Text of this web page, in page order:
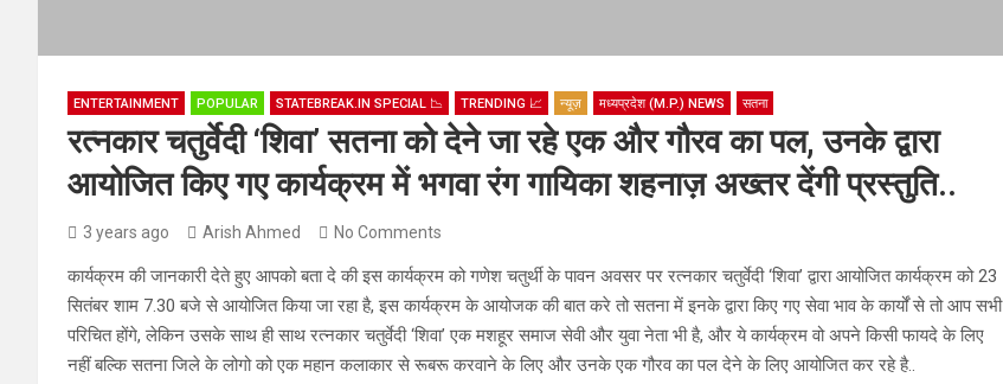
ENTERTAINMENT POPULAR STATEBREAK.IN SPECIAL 📉 TRENDING 📈 न्यूज़ मध्यप्रदेश (M.P.) NEWS सतना
रत्नकार चतुर्वेदी ‘शिवा’ सतना को देने जा रहे एक और गौरव का पल, उनके द्वारा
आयोजित किए गए कार्यक्रम में भगवा रंग गायिका शहनाज़ अख्तर देंगी प्रस्तुति..
3 years ago Arish Ahmed No Comments
कार्यक्रम की जानकारी देते हुए आपको बता दे की इस कार्यक्रम को गणेश चतुर्थी के पावन अवसर पर रत्नकार चतुर्वेदी ‘शिवा’ द्वारा आयोजित कार्यक्रम को 23
सितंबर शाम 7.30 बजे से आयोजित किया जा रहा है, इस कार्यक्रम के आयोजक की बात करे तो सतना में इनके द्वारा किए गए सेवा भाव के कार्यों से तो आप सभी
परिचित होंगे, लेकिन उसके साथ ही साथ रत्नकार चतुर्वेदी ‘शिवा’ एक मशहूर समाज सेवी और युवा नेता भी है, और ये कार्यक्रम वो अपने किसी फायदे के लिए
नहीं बल्कि सतना जिले के लोगो को एक महान कलाकार से रूबरू करवाने के लिए और उनके एक गौरव का पल देने के लिए आयोजित कर रहे है..